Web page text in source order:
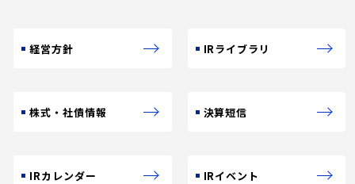
経営方針 IRライブラリ
株式・社債情報 決算短信
IRカレンダー IRイベント